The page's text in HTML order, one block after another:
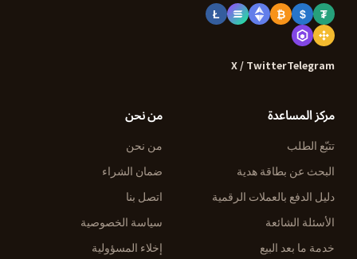
₮
$
₿
Ł
Telegram
X / Twitter
مركز المساعدة
تتبّع الطلب
البحث عن بطاقة هدية
دليل الدفع بالعملات الرقمية
الأسئلة الشائعة
خدمة ما بعد البيع
من نحن
من نحن
ضمان الشراء
اتصل بنا
سياسة الخصوصية
إخلاء المسؤولية